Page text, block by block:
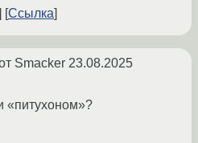
Ссылка
Smacker 23.08.2025
«питухоном»?